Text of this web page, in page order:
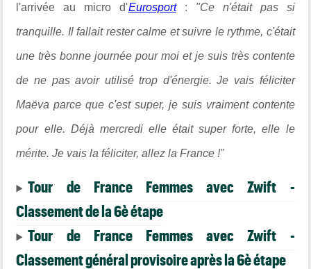
l'arrivée au micro d'Eurosport: "Ce n'était pas si
tranquille. Il fallait rester calme et suivre le rythme, c'était
une très bonne journée pour moi et je suis très contente
de ne pas avoir utilisé trop d'énergie. Je vais féliciter
Maëva parce que c'est super, je suis vraiment contente
pour elle. Déjà mercredi elle était super forte, elle le
mérite. Je vais la féliciter, allez la France !"
Tour de France Femmes avec Zwift -
Classement de la 6è étape
Tour de France Femmes avec Zwift -
Classement général provisoire après la 6è étape